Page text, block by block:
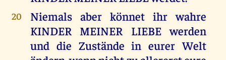
20
Niemals aber könnet ihr wahre
KINDER MEINER LIEBE werden
und die Zustände in eurer Welt